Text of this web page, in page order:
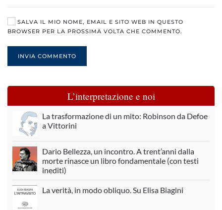
SALVA IL MIO NOME, EMAIL E SITO WEB IN QUESTO
BROWSER PER LA PROSSIMA VOLTA CHE COMMENTO.
INVIA COMMENTO
L’interpretazione e noi
La trasformazione di un mito: Robinson da Defoe
a Vittorini
Dario Bellezza, un incontro. A trent’anni dalla
morte rinasce un libro fondamentale (con testi
inediti)
La verità, in modo obliquo. Su Elisa Biagini